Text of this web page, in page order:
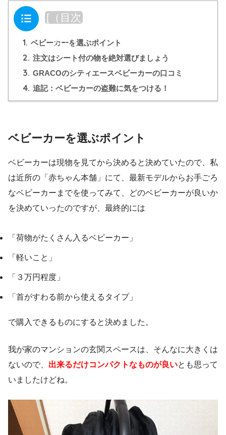
目次 [ （目次
る）]
1. ベビーカーを選ぶポイント
2. 注文はシート付の物を絶対選びましょう
3. GRACOのシティエースベビーカーの口コミ
4. 追記：ベビーカーの盗難に気をつける！
ベビーカーを選ぶポイント
ベビーカーは現物を見てから決めると決めていたので、私
は近所の「赤ちゃん本舗」にて、最新モデルからお手ごろ
なベビーカーまでを使ってみて、どのベビーカーが良いか
を決めていったのですが、 最終的には
「荷物がたくさん入るベビーカー」
「軽いこと」
「３万円程度」
「首がすわる前から使えるタイプ」
で購入できるものにする と決めました。
我が家のマンションの玄関スペースは、そんなに大きくは
ないので、 出来るだけコンパクトなものが良いとも思って
いましたけどね。